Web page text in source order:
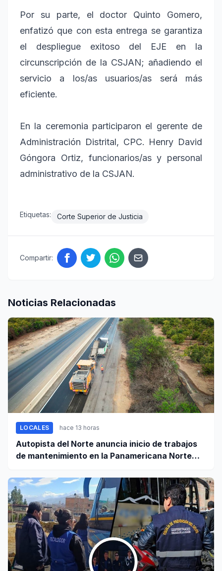
Por su parte, el doctor Quinto Gomero,
enfatizó que con esta entrega se garantiza
el despliegue exitoso del EJE en la
circunscripción de la CSJAN; añadiendo el
servicio a los/as usuarios/as será más
eficiente.
En la ceremonia participaron el gerente de
Administración Distrital, CPC. Henry David
Góngora Ortiz, funcionarios/as y personal
administrativo de la CSJAN.
Etiquetas: Corte Superior de Justicia
Compartir:
Noticias Relacionadas
LOCALES hace 13 horas
Autopista del Norte anuncia inicio de trabajos
de mantenimiento en la Panamericana Norte